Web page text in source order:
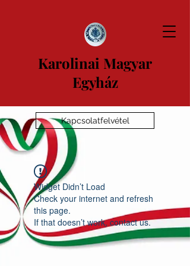
Karolinai Magyar
Egyház
Kapcsolatfelvétel
Widget Didn’t Load
Check your internet and refresh
this page.
If that doesn’t work, contact us.